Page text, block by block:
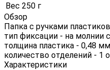
Вес 250 г
Обзор
Папка с ручками
тип фиксации - на молнии
толщина пластика - 0,48 мм
количество отделений - 1
Характеристики